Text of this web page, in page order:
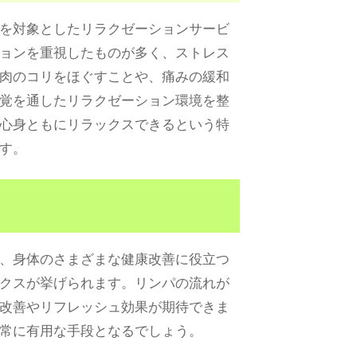
対象としたリラクゼーションサービ
ンを重視したものが多く、ストレス
のコリをほぐすことや、痛みの緩和
を通したリラクゼーション環境を整
身ともにリラックスできるという特
身体のさまざまな健康改善に役立つ
スが挙げられます。リンパの流れが
善やリフレッシュ効果が期待できま
有用な手段となるでしょう。